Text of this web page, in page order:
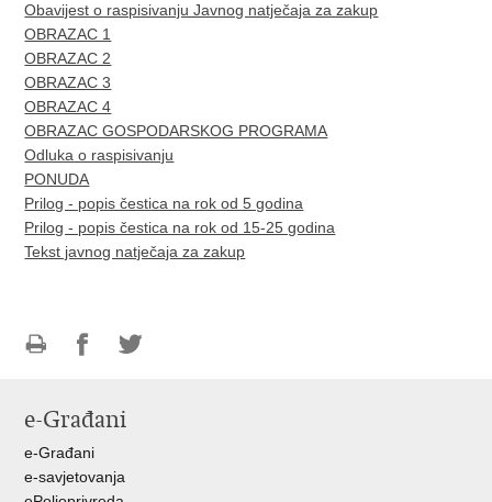
Obavijest o raspisivanju Javnog natječaja za zakup
OBRAZAC 1
OBRAZAC 2
OBRAZAC 3
OBRAZAC 4
OBRAZAC GOSPODARSKOG PROGRAMA
Odluka o raspisivanju
PONUDA
Prilog - popis čestica na rok od 5 godina
Prilog - popis čestica na rok od 15-25 godina
Tekst javnog natječaja za zakup
FacebookuTwitteru
e-Građani
e-Građani
e-savjetovanja